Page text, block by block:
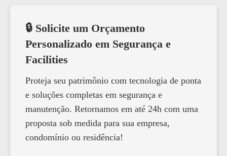
🔒 Solicite um Orçamento
Personalizado em Segurança e
Facilities
Proteja seu patrimônio com tecnologia de ponta
e soluções completas em segurança e
manutenção. Retornamos em até 24h com uma
proposta sob medida para sua empresa,
condomínio ou residência!